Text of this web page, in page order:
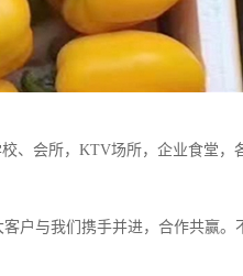
、会所，KTV场所，企业食堂，
户与我们携手并进，合作共赢。